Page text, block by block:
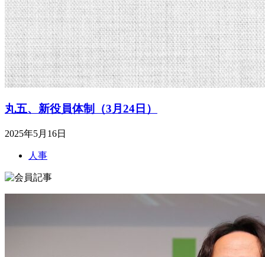
丸五、新役員体制（3月24日）
2025年5月16日
人事